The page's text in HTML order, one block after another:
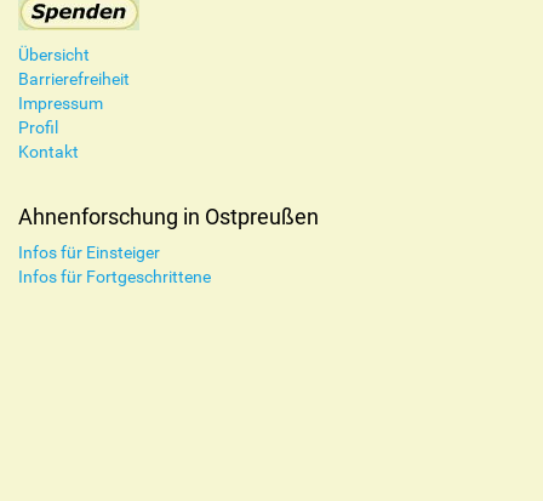
Übersicht
Barrierefreiheit
Impressum
Profil
Kontakt
Ahnenforschung in Ostpreußen
Infos für Einsteiger
Infos für Fortgeschrittene